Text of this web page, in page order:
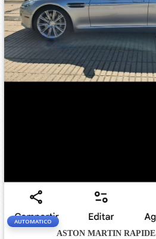
AUTOMATICO
ASTON MARTIN RAPIDE